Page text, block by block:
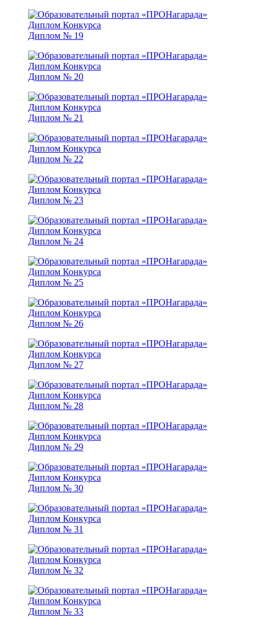
Диплом № 19
Диплом № 20
Диплом № 21
Диплом № 22
Диплом № 23
Диплом № 24
Диплом № 25
Диплом № 26
Диплом № 27
Диплом № 28
Диплом № 29
Диплом № 30
Диплом № 31
Диплом № 32
Диплом № 33